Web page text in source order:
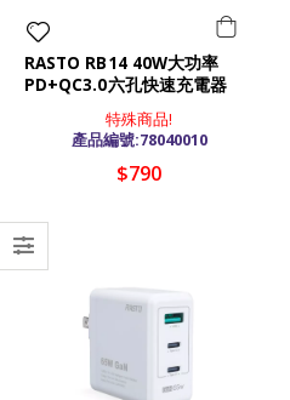
RASTO RB14 40W大功率
PD+QC3.0六孔快速充電器
特殊商品!
產品編號:78040010
$790